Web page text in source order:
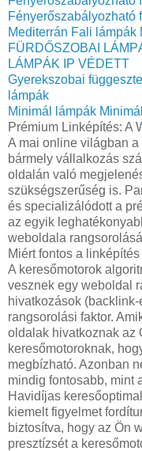
Fényerőszabályozható
Mediterrán Fali lámpák
FÜRDŐSZOBAI
LÁMPÁK IP VÉDETT
Gyerekszobai
lámpák
Minimál lámpák
Prémium Linképítés: A
A mai online világban
bármely vállalkozás
oldalán való
szükségszerűség is.
és specializálódott a
az egyik
weboldala
Miért fontos a
A keresőmotorok
vesznek egy weboldal
hivatkozások
rangsorolási faktor.
oldalak hivatkoznak az
keresőmotoroknak,
megbízható. Azonban
mindig fontosabb, mint
Havidíjas
kiemelt figyelmet
biztosítva, hogy az Ön
presztízsét a